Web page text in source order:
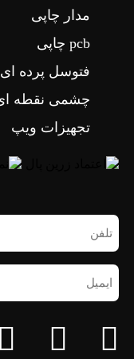
مدار چاپی
pcb چاپی
فتوسل پرده ای
چشمی نقطه
تجهیزات ویپ
تلفن
همراه
(ضروری)
ایمیل